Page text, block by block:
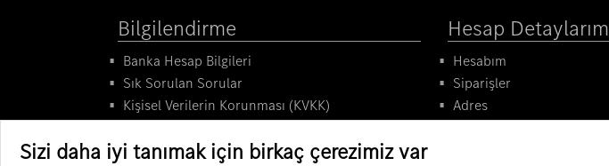
Bilgilendirme
Banka Hesap Bilgileri
Sık Sorulan Sorular
Kişisel Verilerin Korunması (KVKK)
Kargo ve Taşıma Bilgileri
Hesap Detaylarım
Hesabım
Siparişler
Adres
Sizi daha iyi tanımak için birkaç çerezimiz var